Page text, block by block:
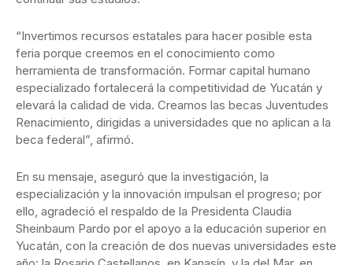
“Invertimos recursos estatales para hacer posible esta
feria porque creemos en el conocimiento como
herramienta de transformación. Formar capital humano
especializado fortalecerá la competitividad de Yucatán y
elevará la calidad de vida. Creamos las becas Juventudes
Renacimiento, dirigidas a universidades que no aplican a la
beca federal”, afirmó.
En su mensaje, aseguró que la investigación, la
especialización y la innovación impulsan el progreso; por
ello, agradeció el respaldo de la Presidenta Claudia
Sheinbaum Pardo por el apoyo a la educación superior en
Yucatán, con la creación de dos nuevas universidades este